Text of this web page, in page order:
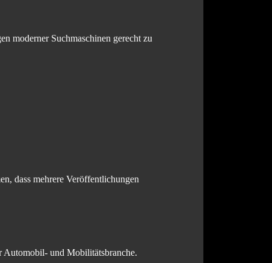
moderner Suchmaschinen gerecht zu
dass mehrere Veröffentlichungen
Automobil- und Mobilitätsbranche.